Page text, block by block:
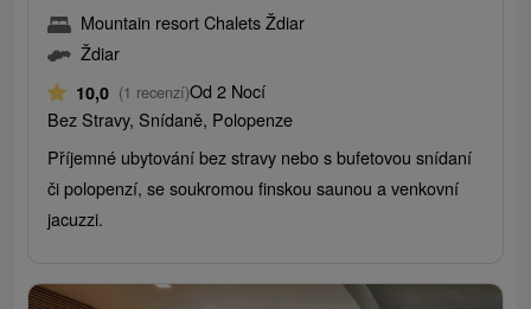
Mountain resort Chalets Ždiar
Ždiar
10,0 (1 recenzí)Od 2 Nocí
Bez Stravy, Snídaně, Polopenze
Příjemné ubytování bez stravy nebo s bufetovou snídaní
či polopenzí, se soukromou finskou saunou a venkovní
jacuzzi.